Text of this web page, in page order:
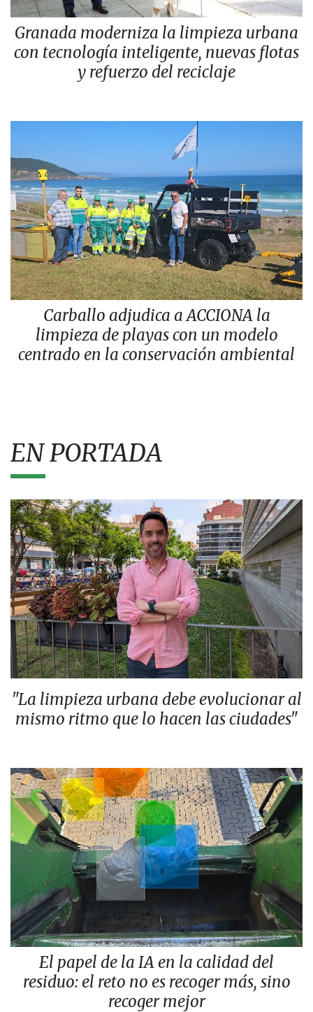
Granada moderniza la limpieza urbana
con tecnología inteligente, nuevas flotas
y refuerzo del reciclaje
Carballo adjudica a ACCIONA la
limpieza de playas con un modelo
centrado en la conservación ambiental
EN PORTADA
"La limpieza urbana debe evolucionar al
mismo ritmo que lo hacen las ciudades"
El papel de la IA en la calidad del
residuo: el reto no es recoger más, sino
recoger mejor